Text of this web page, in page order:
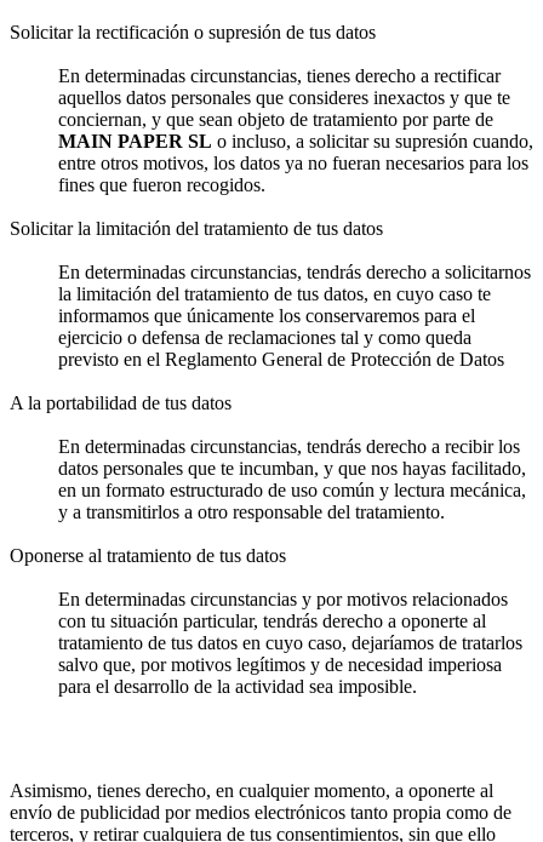
Solicitar la rectificación o supresión de tus datos
En determinadas circunstancias, tienes derecho a rectificar
aquellos datos personales que consideres inexactos y que te
conciernan, y que sean objeto de tratamiento por parte de
MAIN PAPER SL o incluso, a solicitar su supresión cuando,
entre otros motivos, los datos ya no fueran necesarios para los
fines que fueron recogidos.
Solicitar la limitación del tratamiento de tus datos
En determinadas circunstancias, tendrás derecho a solicitarnos
la limitación del tratamiento de tus datos, en cuyo caso te
informamos que únicamente los conservaremos para el
ejercicio o defensa de reclamaciones tal y como queda
previsto en el Reglamento General de Protección de Datos
A la portabilidad de tus datos
En determinadas circunstancias, tendrás derecho a recibir los
datos personales que te incumban, y que nos hayas facilitado,
en un formato estructurado de uso común y lectura mecánica,
y a transmitirlos a otro responsable del tratamiento.
Oponerse al tratamiento de tus datos
En determinadas circunstancias y por motivos relacionados
con tu situación particular, tendrás derecho a oponerte al
tratamiento de tus datos en cuyo caso, dejaríamos de tratarlos
salvo que, por motivos legítimos y de necesidad imperiosa
para el desarrollo de la actividad sea imposible.
Asimismo, tienes derecho, en cualquier momento, a oponerte al
envío de publicidad por medios electrónicos tanto propia como de
terceros, y retirar cualquiera de tus consentimientos, sin que ello